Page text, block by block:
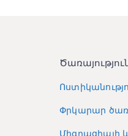
Փրկարար
Միգրացիայի